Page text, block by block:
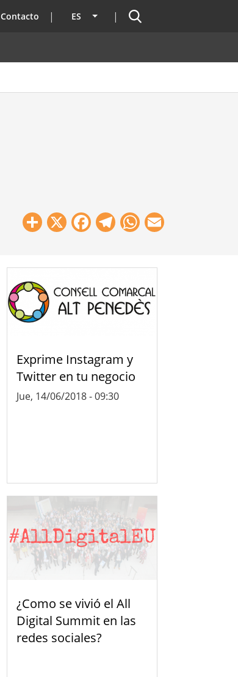
Contacto ES Lista adicional de acciones
Buscador
Share
X Facebook
Telegram
WhatsApp
Exprime Instagram y
Twitter en tu negocio
Jue, 14/06/2018 - 09:30
¿Como se vivió el All
Digital Summit en las
redes sociales?